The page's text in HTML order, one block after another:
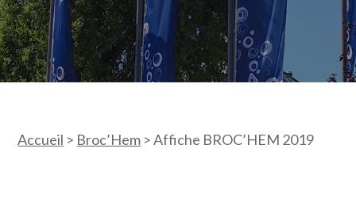
Accueil > Broc’Hem >Affiche BROC’HEM 2019